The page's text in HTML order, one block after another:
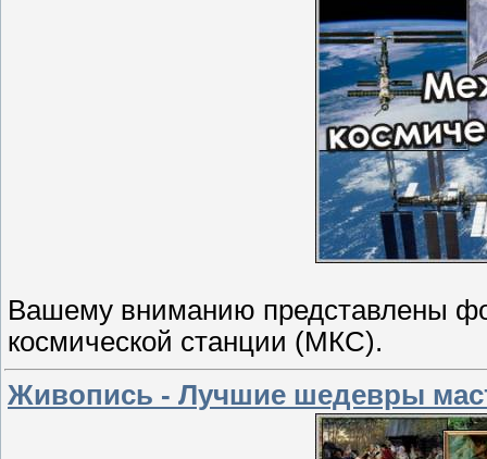
Вашему вниманию представлены
космической станции (МКС).
Живопись - Лучшие шедевры